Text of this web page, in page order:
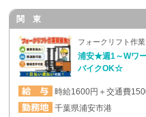
関 東
フォークリフト作業
浦安★週1～Wワ
バイクOK☆
時給1600円＋交通費
千葉県浦安市港